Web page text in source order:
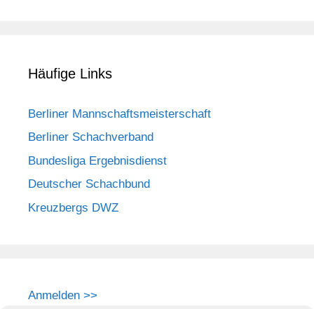
Häufige Links
Berliner Mannschaftsmeisterschaft
Berliner Schachverband
Bundesliga Ergebnisdienst
Deutscher Schachbund
Kreuzbergs DWZ
Anmelden >>